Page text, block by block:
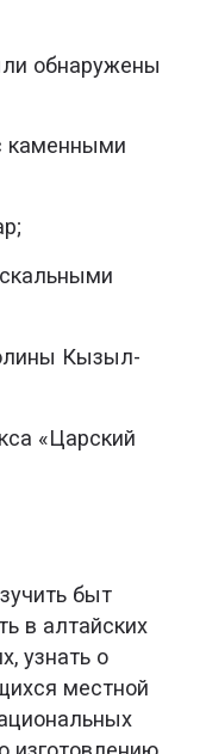
обнаружены
каменными
Кызыл-
«Царский
быт
в алтайских
узнать о
местной